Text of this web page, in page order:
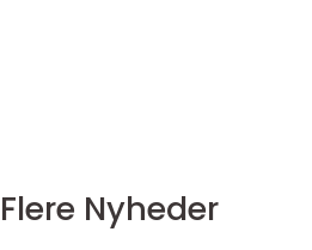
Flere Nyheder